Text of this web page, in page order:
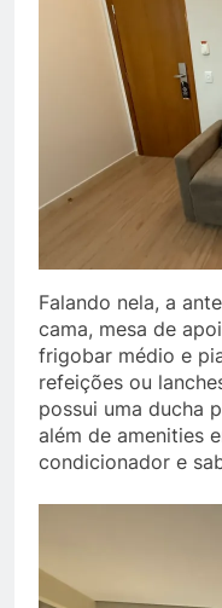
Falando nela, a
cama, mesa de
frigobar médio e
refeições ou
possui uma ducha
além de amenities
condicionador e